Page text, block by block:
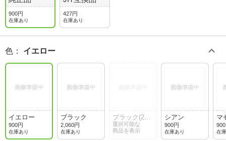
900円
在庫あり
427円
在庫あり
色 ： イエロー
イエロー
900円
在庫あり
ブラック
2,060円
在庫あり
ブラック(2個
パック)
選択可能な
商品を表示
シアン
900円
在庫あり
マ
在